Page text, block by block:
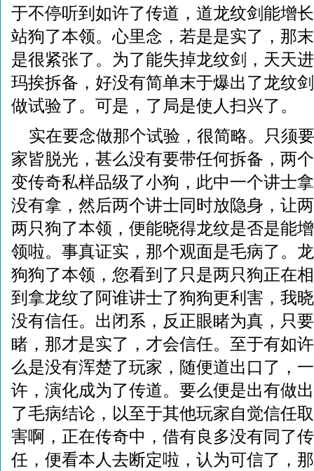
于不停听到如许了传道，道龙纹剑能增
站狗了本领。心里念，若是是实了，那
是很紧张了。为了能失掉龙纹剑，天天
玛挨拆备，好没有简单末于爆出了龙纹
做试验了。可是，了局是使人扫兴了。
实在要念做那个试验，很简略。只须
家皆脱光，甚么没有要带任何拆备，两
变传奇私样品级了小狗，此中一个讲士
没有拿，然后两个讲士同时放隐身，让
两只狗了本领，便能晓得龙纹是否是能
领啦。事真证实，那个观面是毛病了。
狗狗了本领，您看到了只是两只狗正在
到拿龙纹了阿谁讲士了狗狗更利害，我
没有信任。出闭系，反正眼睹为真，只
睹，那才是实了，才会信任。至于有如
么是没有浑楚了玩家，随便道出口了，
许，演化成为了传道。要么便是出有做
了毛病结论，以至于其他玩家自觉信任
害啊，正在传奇中，借有良多没有同了
任，便看本人去断定啦，认为可信了，